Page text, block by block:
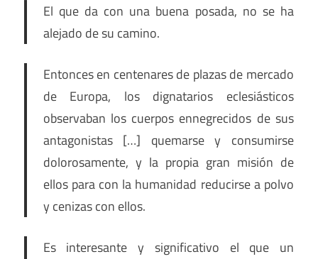
El que da con una buena posada, no se ha
alejado de su camino.
Entonces en centenares de plazas de mercado
de Europa, los dignatarios eclesiásticos
observaban los cuerpos ennegrecidos de sus
antagonistas […] quemarse y consumirse
dolorosamente, y la propia gran misión de
ellos para con la humanidad reducirse a polvo
y cenizas con ellos.
Es interesante y significativo el que un